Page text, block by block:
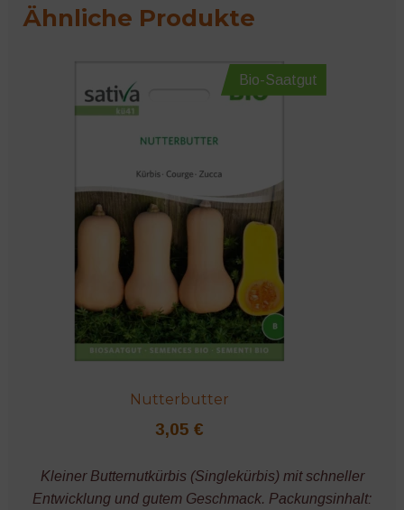
Ähnliche Produkte
Bio-Saatgut
Nutterbutter
3,05 €
Kleiner Butternutkürbis (Singlekürbis) mit schneller
Entwicklung und gutem Geschmack. Packungsinhalt: